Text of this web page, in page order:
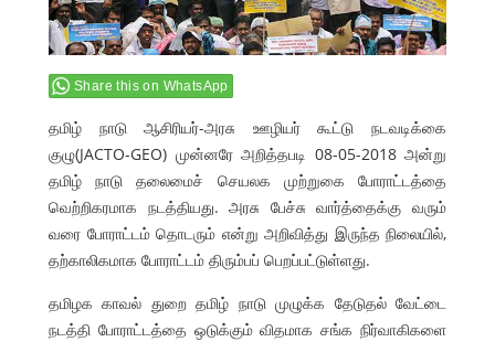
Share this on WhatsApp
தமிழ் நாடு ஆசிரியர்-அரசு ஊழியர் கூட்டு நடவடிக்கை
குழு(JACTO-GEO) முன்னரே அறித்தபடி 08-05-2018 அன்று
தமிழ் நாடு தலைமைச் செயலக முற்றுகை போராட்டத்தை
வெற்றிகரமாக நடத்தியது. அரசு பேச்சு வார்த்தைக்கு வரும்
வரை போராட்டம் தொடரும் என்று அறிவித்து இருந்த நிலையில்,
தற்காலிகமாக போராட்டம் திரும்பப் பெறப்பட்டுள்ளது.
தமிழக காவல் துறை தமிழ் நாடு முழுக்க தேடுதல் வேட்டை
நடத்தி போராட்டத்தை ஒடுக்கும் விதமாக சங்க நிர்வாகிகளை